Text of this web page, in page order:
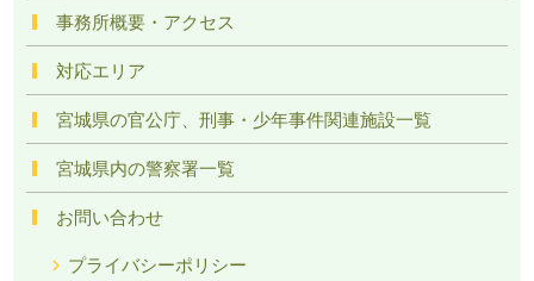
事務所概要・アクセス
対応エリア
宮城県の官公庁、刑事・少年事件関連施設一覧
宮城県内の警察署一覧
お問い合わせ
プライバシーポリシー